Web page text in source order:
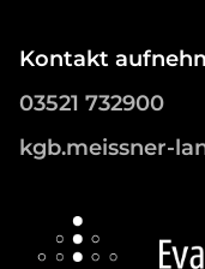
Kontakt
03521 732900
kgb.meissner-